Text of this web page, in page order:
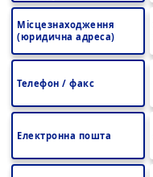
Місцезнаходження
(юридична адреса)
Телефон / факс
Електронна пошта